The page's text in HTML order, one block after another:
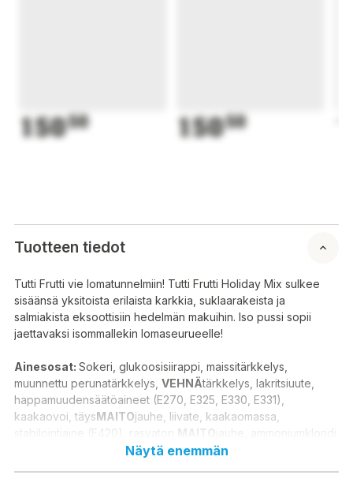
15050 15050
Tuotteen tiedot
Tutti Frutti vie lomatunnelmiin! Tutti Frutti Holiday Mix sulkee
sisäänsä yksitoista erilaista karkkia, suklaarakeista ja
salmiakista eksoottisiin hedelmän makuihin. Iso pussi sopii
jaettavaksi isommallekin lomaseurueelle!
Ainesosat: Sokeri, glukoosisiirappi, maissitärkkelys,
muunnettu perunatärkkelys, VEHNÄtärkkelys, lakritsiuute,
happamuudensäätöaineet (E270, E325, E330, E331),
kaakaovoi, täysMAITOjauhe, liivate, kaakaomassa,
stabilointiaine (E420), rasvaton MAITO
jauhe, ammoniumkloridi
(salmiakki), suola, fruktoosi, herajauhe (MAIDOSTA
Näytä enemmän